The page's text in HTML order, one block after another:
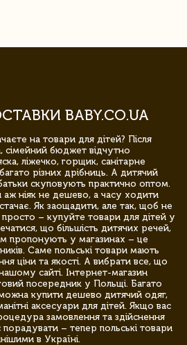
BABY.CO.UA
на товари для дітей? Після
бюджет відчутно
ліжечко, горщик, санітарне
різних дрібниць. А дитячий
скуповують практично оптом.
ніяк не дешево, а часу ходити
Як заощадити, але так, щоб не
просто – купуйте товари для дітей у
що більшість дитячих речей,
пропонують у магазинах – це
Саме польські товари мають
ціни та якості. А вибрати все, що
сайті. Інтернет-магазин
посередник у Польщі. Багато
купити дешево дитячий одяг,
аксесуари для дітей. Якщо вас
замовлення та здійснення
– тепер польські товари
в Україні.